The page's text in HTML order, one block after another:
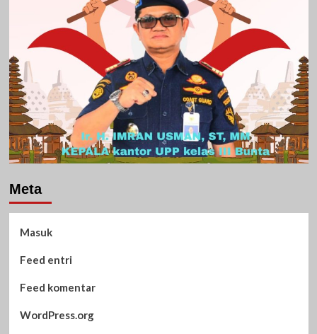
Meta
Masuk
Feed entri
Feed komentar
WordPress.org